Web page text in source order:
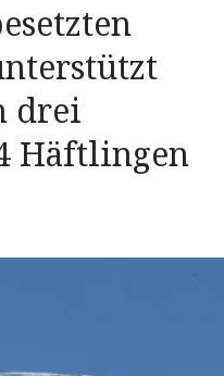
drei
Häftlingen